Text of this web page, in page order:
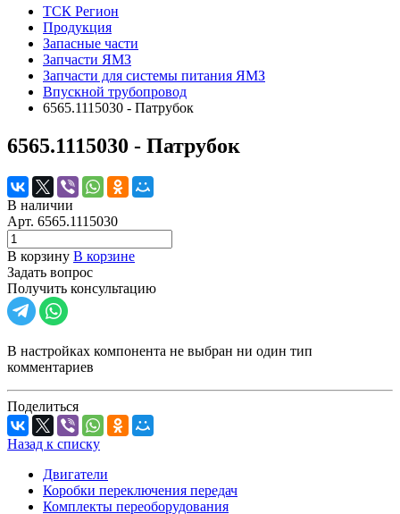
ТСК Регион
Продукция
Запасные части
Запчасти ЯМЗ
Запчасти для системы питания ЯМЗ
Впускной трубопровод
6565.1115030 - Патрубок
6565.1115030 - Патрубок
В наличии
Арт. 6565.1115030
В корзину В корзине
Задать вопрос
Получить консультацию
В настройках компонента не выбран ни один тип
комментариев
Поделиться
Назад к списку
Двигатели
Коробки переключения передач
Комплекты переоборудования